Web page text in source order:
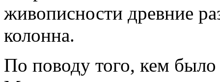
живописности древние
колонна.
По поводу того, кем было